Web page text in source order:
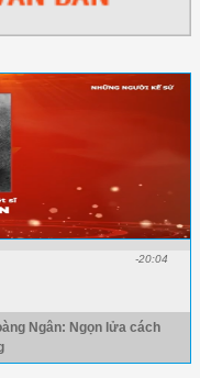
-20:04
Ngân: Ngọn lửa cách